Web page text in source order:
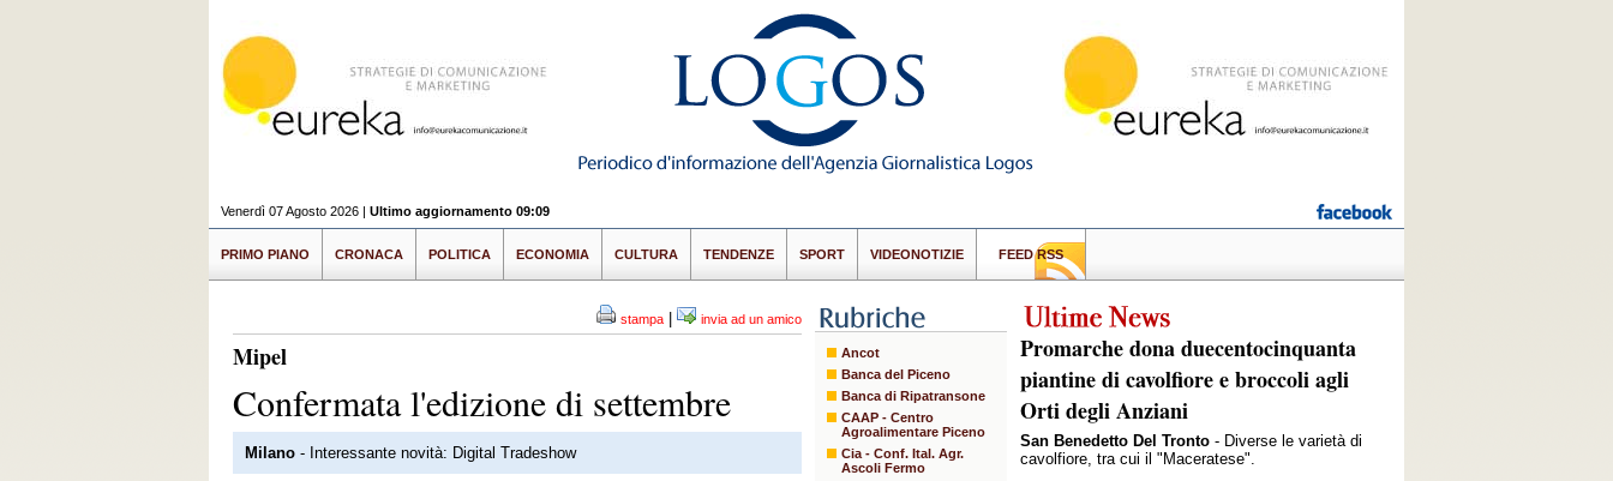
Venerdì 07 Agosto 2026 | Ultimo aggiornamento 09:09
PRIMO PIANO CRONACA POLITICA ECONOMIA CULTURA TENDENZE SPORT VIDEONOTIZIE FEED RSS
stampa invia ad un amico
Mipel
Confermata l'edizione di settembre
Milano - Interessante novità: Digital Tradeshow
Ancot
Banca del Piceno
Banca di Ripatransone
CAAP - Centro
Agroalimentare Piceno
Cia - Conf. Ital. Agr.
Ascoli Fermo
Promarche dona duecentocinquanta
piantine di cavolfiore e broccoli agli
Orti degli Anziani
San Benedetto Del Tronto - Diverse le varietà di
cavolfiore, tra cui il "Maceratese".